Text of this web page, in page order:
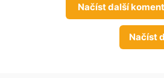
Načíst další
Načíst